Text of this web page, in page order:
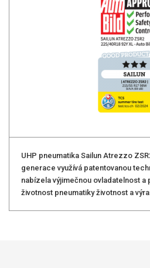
UHP pneumatika Sailun Atrezzo
generace využívá patentovanou
nabízela výjimečnou ovladatelnost
životnost pneumatiky životnost a